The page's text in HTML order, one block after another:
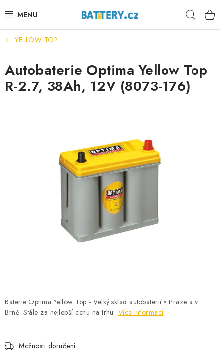
na
VÝHODNÉ SETY
SLUŽBY
AUTOBATERIE
STANIČNÍ BATERIE
POWERBANKY
MĚNIČE NAPĚTÍ
STARTOVACÍ ZDROJE
YELLOW TOP
Baterie Optima Yellow Top - Velký sklad autobaterií v Praze a v
Brně. Stále za nejlepší cenu na trhu Více informací
Možnosti doručení
Autobaterie Optima Yellow Top
R-2.7, 38Ah, 12V (8073-176)